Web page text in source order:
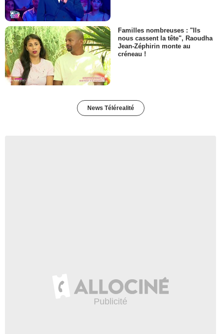
Familles nombreuses : "Ils
nous cassent la tête", Raoudha
Jean-Zéphirin monte au
créneau !
News Télérealité